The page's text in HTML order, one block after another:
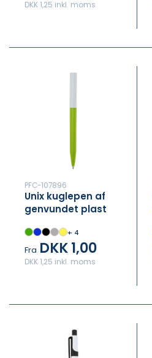
DKK 1,25 inkl. moms
PFC-107896
Unix kuglepen af
genvundet plast
+ 4
Fra DKK 1,00
DKK 1,25 inkl. moms